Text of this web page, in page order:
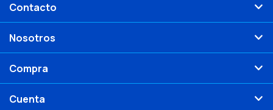
Contacto
Nosotros
Compra
Cuenta